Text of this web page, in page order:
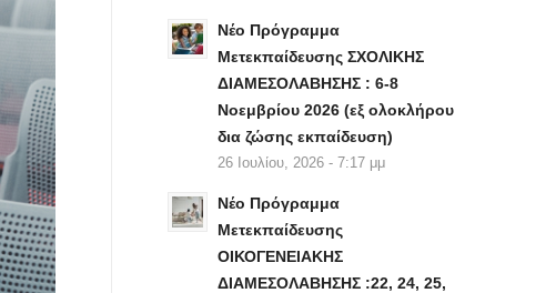
Νέο Πρόγραμμα
Μετεκπαίδευσης ΣΧΟΛΙΚΗΣ
ΔΙΑΜΕΣΟΛΑΒΗΣΗΣ : 6-8
Νοεμβρίου 2026 (εξ ολοκλήρου
δια ζώσης εκπαίδευση)
26 Ιουλίου, 2026 - 7:17 μμ
Νέο Πρόγραμμα
Μετεκπαίδευσης
ΟΙΚΟΓΕΝΕΙΑΚΗΣ
ΔΙΑΜΕΣΟΛΑΒΗΣΗΣ :22, 24, 25,